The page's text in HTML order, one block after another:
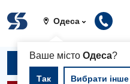
Одеса
Ваше містоОдеса?
Так Вибрати інше